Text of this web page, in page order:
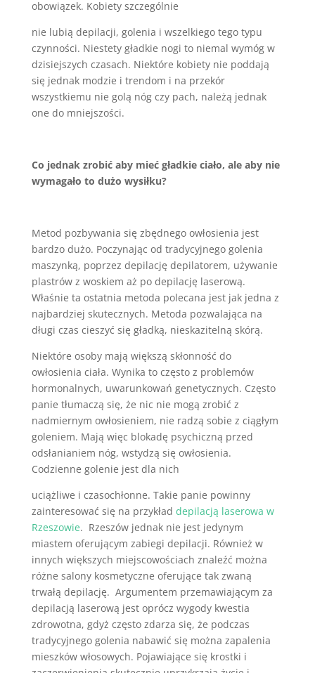
obowiązek. Kobiety szczególnie
nie lubią depilacji, golenia i wszelkiego tego typu
czynności. Niestety gładkie nogi to niemal wymóg w
dzisiejszych czasach. Niektóre kobiety nie poddają
się jednak modzie i trendom i na przekór
wszystkiemu nie golą nóg czy pach, należą jednak
one do mniejszości.
Co jednak zrobić aby mieć gładkie ciało, ale aby nie
wymagało to dużo wysiłku?
Metod pozbywania się zbędnego owłosienia jest
bardzo dużo. Poczynając od tradycyjnego golenia
maszynką, poprzez depilację depilatorem, używanie
plastrów z woskiem aż po depilację laserową.
Właśnie ta ostatnia metoda polecana jest jak jedna z
najbardziej skutecznych. Metoda pozwalająca na
długi czas cieszyć się gładką, nieskazitelną skórą.
Niektóre osoby mają większą skłonność do
owłosienia ciała. Wynika to często z problemów
hormonalnych, uwarunkowań genetycznych. Często
panie tłumaczą się, że nic nie mogą zrobić z
nadmiernym owłosieniem, nie radzą sobie z ciągłym
goleniem. Mają więc blokadę psychiczną przed
odsłanianiem nóg, wstydzą się owłosienia.
Codzienne golenie jest dla nich
uciążliwe i czasochłonne. Takie panie powinny
zainteresować się na przykład depilacją laserowa w
Rzeszowie. Rzeszów jednak nie jest jedynym
miastem oferującym zabiegi depilacji. Również w
innych większych miejscowościach znaleźć można
różne salony kosmetyczne oferujące tak zwaną
trwałą depilację. Argumentem przemawiającym za
depilacją laserową jest oprócz wygody kwestia
zdrowotna, gdyż często zdarza się, że podczas
tradycyjnego golenia nabawić się można zapalenia
mieszków włosowych. Pojawiające się krostki i